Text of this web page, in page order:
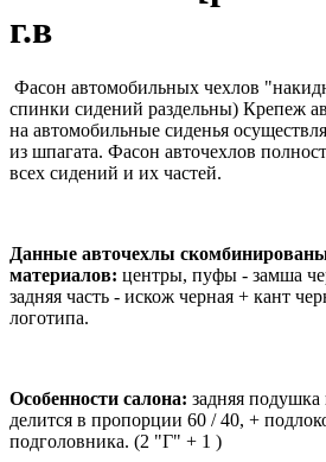
г.в
Фасон автомобильных чехлов
спинки сидений раздельны) Крепеж
на автомобильные сиденья
из шпагата. Фасон авточехлов
всех сидений и их частей.
Данные авточехлы
материалов: центры, пуфы - замша
задняя часть - искож черная + кант
логотипа.
Особенности салона: задняя подушка
делится в пропорции 60 / 40, +
подголовника. (2 "Г" + 1 )